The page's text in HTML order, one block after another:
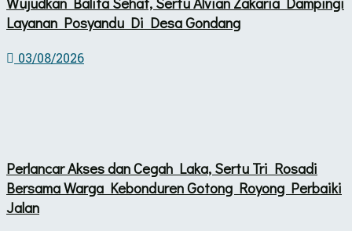
Layanan Posyandu Di Desa Gondang
03/08/2026
Perlancar Akses dan Cegah Laka, Sertu Tri Rosadi
Bersama Warga Kebonduren Gotong Royong Perbaiki
Jalan